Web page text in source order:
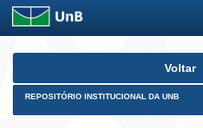
Skip
Voltar
REPOSITÓRIO INSTITUCIONAL DA UNB